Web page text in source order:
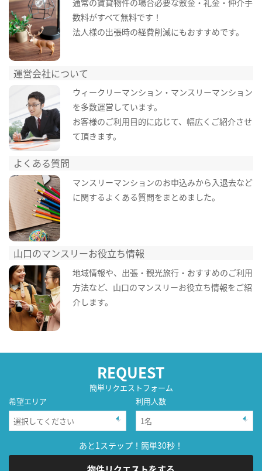
数料がすべて無料です！
法人様の出張時の経費削減にもおすすめです。
運営会社について
ウィークリーマンション・マンスリーマンション
を多数運営しています。
お客様のご利用目的に応じて、幅広くご紹介させ
て頂きます。
よくある質問
マンスリーマンションのお申込みから入退去など
に関するよくある質問をまとめました。
山口のマンスリーお役立ち情報
地域情報や、出張・観光旅行・おすすめのご利用
方法など、山口のマンスリーお役立ち情報をご紹
介します。
REQUEST
簡単リクエストフォーム
希望エリア
利用人数
あと1ステップ！簡単30秒！